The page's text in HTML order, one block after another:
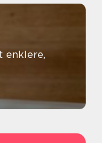
enklere,